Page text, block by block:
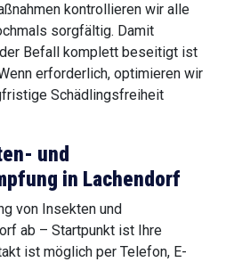
kontrollieren wir alle
sorgfältig. Damit
Befall komplett beseitigt ist
erforderlich, optimieren wir
Schädlingsfreiheit
und
in Lachendorf
von Insekten und
ab – Startpunkt ist Ihre
ist möglich per Telefon, E-